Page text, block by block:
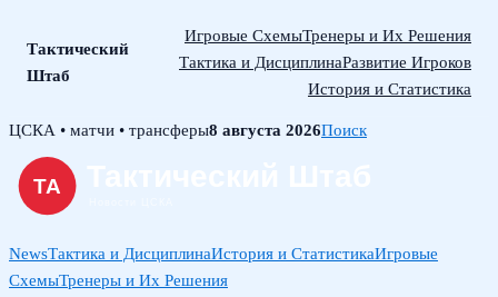
Тактический
Штаб
Игровые СхемыТренеры и Их Решения
Тактика и ДисциплинаРазвитие Игроков
История и Статистика
Skip
content
ЦСКА • матчи • трансферы8 августа 2026Поиск
NewsТактика и ДисциплинаИстория и СтатистикаИгровые
СхемыТренеры и Их Решения